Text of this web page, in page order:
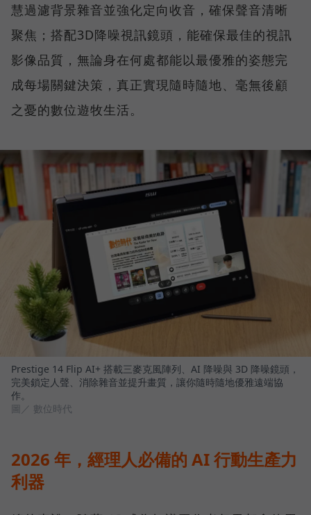
慧過濾背景雜音並強化定向收音，確保聲音清晰
聚焦；搭配3D降噪視訊鏡頭，能確保最佳的視訊
影像品質，無論身在何處都能以最優雅的姿態完
成每場關鍵決策，真正實現隨時隨地、毫無後顧
之憂的數位遊牧生活。
Prestige 14 Flip AI+ 搭載三麥克風陣列、AI 降噪與 3D 降噪鏡頭，
完美鎖定人聲、消除雜音並提升畫質，讓你隨時隨地優雅遠端協
作。
圖／ 數位時代
2026 年，經理人必備的 AI 行動生產力
利器